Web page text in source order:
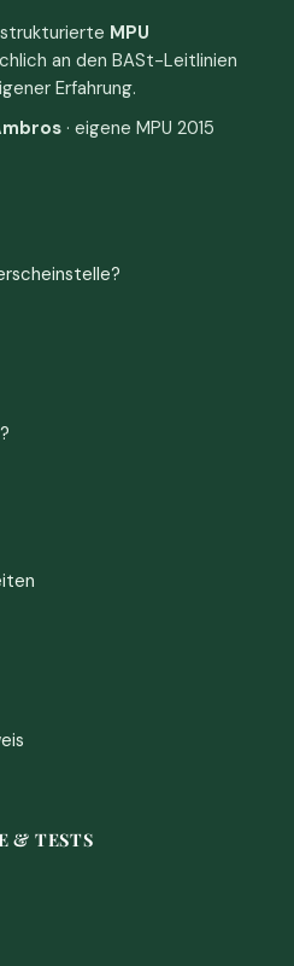
MPU
an den BASt-Leitlinien
Erfahrung.
· eigene MPU 2015
& TESTS